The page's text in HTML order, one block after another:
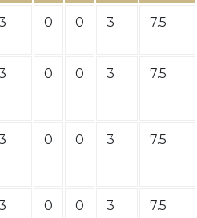
0 0 3 7.5
0 0 3 7.5
0 0 3 7.5
0 0 3 7.5